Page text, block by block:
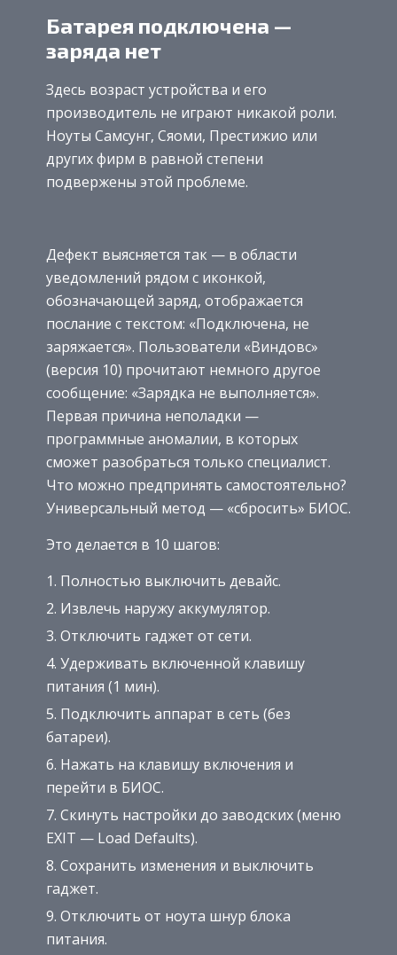
Батарея подключена —
заряда нет
Здесь возраст устройства и его
производитель не играют никакой роли.
Ноуты Самсунг, Сяоми, Престижио или
других фирм в равной степени
подвержены этой проблеме.
Дефект выясняется так — в области
уведомлений рядом с иконкой,
обозначающей заряд, отображается
послание с текстом: «Подключена, не
заряжается». Пользователи «Виндовс»
(версия 10) прочитают немного другое
сообщение: «Зарядка не выполняется».
Первая причина неполадки —
программные аномалии, в которых
сможет разобраться только специалист.
Что можно предпринять самостоятельно?
Универсальный метод — «сбросить» БИОС.
Это делается в 10 шагов:
Полностью выключить девайс.
Извлечь наружу аккумулятор.
Отключить гаджет от сети.
Удерживать включенной клавишу
питания (1 мин).
Подключить аппарат в сеть (без
батареи).
Нажать на клавишу включения и
перейти в БИОС.
Скинуть настройки до заводских (меню
EXIT — Load Defaults).
Сохранить изменения и выключить
гаджет.
Отключить от ноута шнур блока
питания.